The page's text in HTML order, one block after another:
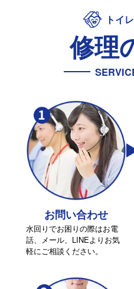
トイ
修理
お問い合わせ
水回りでお困りの際はお電
話、メール、LINEよりお気
軽にご相談ください。